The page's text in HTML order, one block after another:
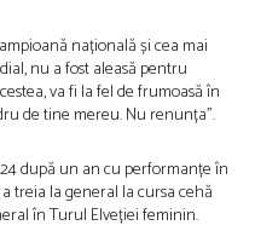
națională și cea mai
nu a fost aleasă pentru
va fi la fel de frumoasă în
de tine mereu. Nu renunța”.
după un an cu performanțe în
treia la general la cursa cehă
în Turul Elveției feminin.